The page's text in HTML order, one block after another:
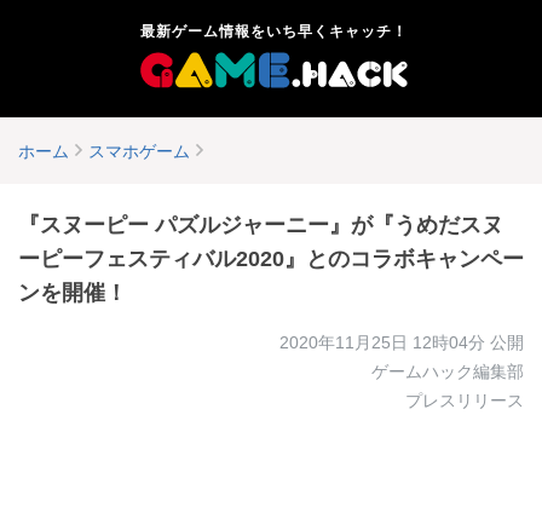
最新ゲーム情報をいち早くキャッチ！
ホーム スマホゲーム
『スヌーピー パズルジャーニー』が『うめだスヌ
ーピーフェスティバル2020』とのコラボキャンペー
ンを開催！
2020年11月25日 12時04分 公開
ゲームハック編集部
プレスリリース